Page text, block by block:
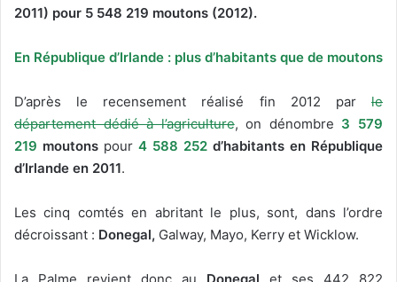
2011) pour 5 548 219 moutons (2012).
En République d’Irlande : plus d’habitants que de moutons
D’après le recensement réalisé fin 2012 par le
département dédié à l’agriculture, on dénombre 3 579
219 moutons pour 4 588 252 d’habitants en République
d’Irlande en 2011.
Les cinq comtés en abritant le plus, sont, dans l’ordre
décroissant : Donegal, Galway, Mayo, Kerry et Wicklow.